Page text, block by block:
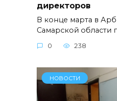
директоров
В конце марта в
Самарской области
0 238
НОВОСТИ